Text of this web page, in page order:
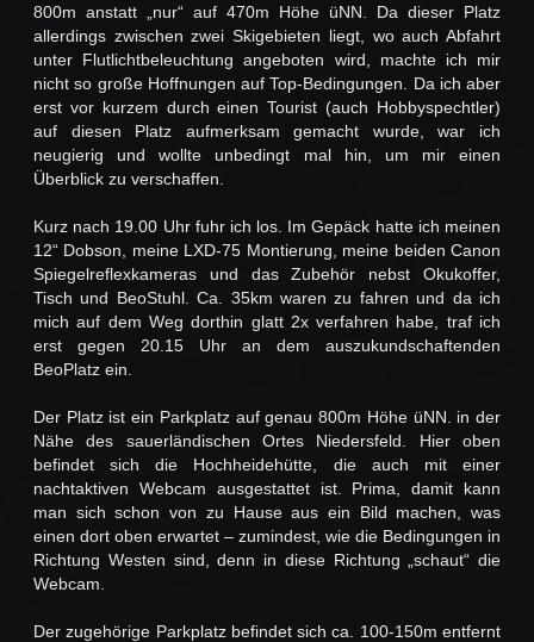
800m anstatt „nur“ auf 470m Höhe üNN. Da dieser Platz
allerdings zwischen zwei Skigebieten liegt, wo auch Abfahrt
unter Flutlichtbeleuchtung angeboten wird, machte ich mir
nicht so große Hoffnungen auf Top-Bedingungen. Da ich aber
erst vor kurzem durch einen Tourist (auch Hobbyspechtler)
auf diesen Platz aufmerksam gemacht wurde, war ich
neugierig und wollte unbedingt mal hin, um mir einen
Überblick zu verschaffen.
Kurz nach 19.00 Uhr fuhr ich los. Im Gepäck hatte ich meinen
12“ Dobson, meine LXD-75 Montierung, meine beiden Canon
Spiegelreflexkameras und das Zubehör nebst Okukoffer,
Tisch und BeoStuhl. Ca. 35km waren zu fahren und da ich
mich auf dem Weg dorthin glatt 2x verfahren habe, traf ich
erst gegen 20.15 Uhr an dem auszukundschaftenden
BeoPlatz ein.
Der Platz ist ein Parkplatz auf genau 800m Höhe üNN. in der
Nähe des sauerländischen Ortes Niedersfeld. Hier oben
befindet sich die Hochheidehütte, die auch mit einer
nachtaktiven Webcam ausgestattet ist. Prima, damit kann
man sich schon von zu Hause aus ein Bild machen, was
einen dort oben erwartet – zumindest, wie die Bedingungen in
Richtung Westen sind, denn in diese Richtung „schaut“ die
Webcam.
Der zugehörige Parkplatz befindet sich ca. 100-150m entfernt